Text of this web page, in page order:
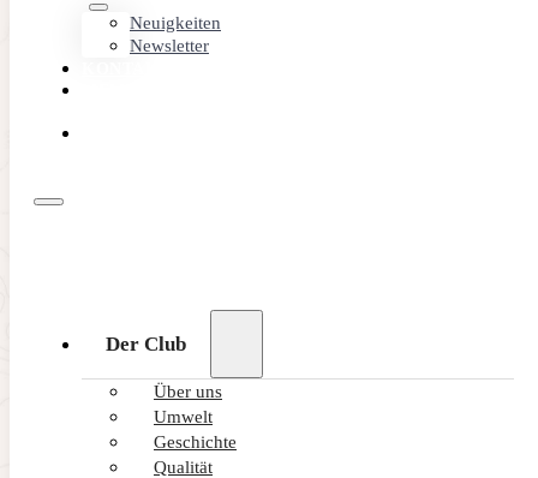
Neuigkeiten
Newsletter
Der Club
Über uns
Umwelt
Geschichte
Qualität